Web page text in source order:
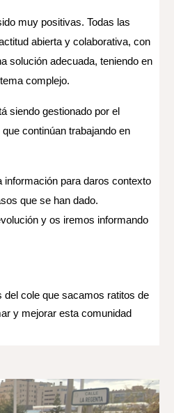
muy positivas. Todas las
abierta y colaborativa, con
solución adecuada, teniendo en
complejo.
siendo gestionado por el
continúan trabajando en
para daros contexto
que se han dado.
y os iremos informando
del cole que sacamos ratitos de
y mejorar esta comunidad